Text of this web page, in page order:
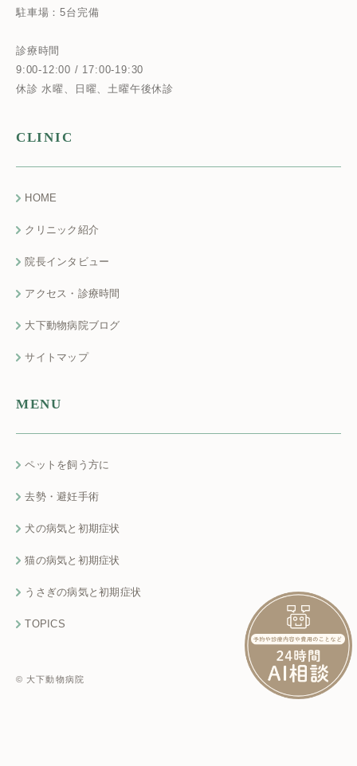
駐車場：5台完備
診療時間
9:00-12:00 / 17:00-19:30
休診 水曜、日曜、土曜午後休診
CLINIC
HOME
クリニック紹介
院長インタビュー
アクセス・診療時間
大下動物病院ブログ
サイトマップ
MENU
ペットを飼う方に
去勢・避妊手術
犬の病気と初期症状
猫の病気と初期症状
うさぎの病気と初期症状
TOPICS
© 大下動物病院